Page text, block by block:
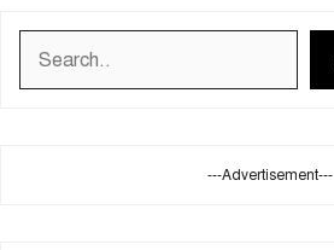
---Advertisement---